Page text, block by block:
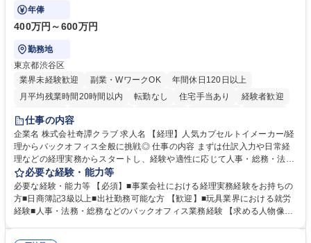
理部門責任者のもとで幅広い実務経験を
年俸
400万円～600万円
勤務地
東京都渋谷区
業界未経験歓迎
副業・WワークOK
年間休日120日以上
月平均残業時間20時間以内
転勤なし 住宅手当あり
経験者歓迎
退職金あり
仕事の内容
企業名 株式会社奇譚クラブ 求人名 【経理】人気カプセルトイメーカー/経
理からバックオフィス全般に挑戦◎ 仕事の内容 まずは仕訳入力や日常経
理などの経理実務からスタートし、経験や適性に応じて人事・総務・法務
など管理部門全般の業務にも携わっていただきます。少数精鋭の組織のた
め、管理部門責任者のもとで幅広い実務経験を 積みながら、バックオフィ
ス全般の知識・経験を身につけられるポジションです。 【業務詳細】 ■会
計ソフト（弥生会計）への仕訳入力■請求書の処理、経費精算 ■売掛金・
必要な経験・能力等
必要な経験・能力等 【必須】■事業会社における経理実務経験をお持ちの
方■日商簿記3級以上■出社勤務可能な方 【歓迎】■玩具業界における就労
経験■人事・法務・総務などのバックオフィス業務経験 【求める人物像】